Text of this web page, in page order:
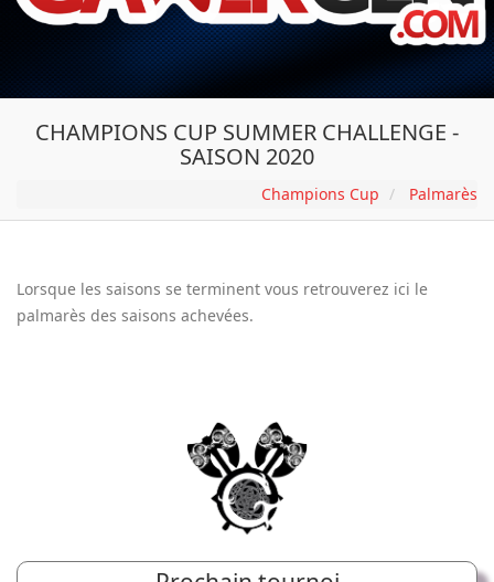
CHAMPIONS CUP SUMMER CHALLENGE -
SAISON 2020
Champions Cup Palmarès
Lorsque les saisons se terminent vous retrouverez ici le
palmarès des saisons achevées.